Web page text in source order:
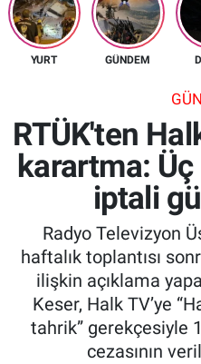
YURT GÜNDEM
RTÜK'ten
karartma: Üç
iptali
Radyo Televizyon
haftalık toplantısı
ilişkin açıklama
Keser, Halk TV’ye
tahrik” gerekçesiyle
cezasının